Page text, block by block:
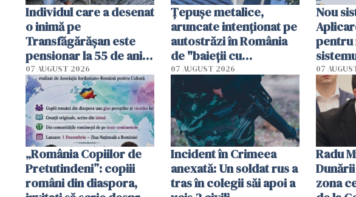
Individul care a desenat
o inimă pe
Transfăgărășan este
pensionar la 55 de ani.
Poliția l-a identificat
07 AUGUST 2026
Țepușe metalice,
aruncate intenționat pe
autostrăzi în România
de "baieții cu
platforme": "Mi-au
cerut 1200 lei să mă
tracteze"
07 AUGUST 2026
Nou
pentru
începe
07
„România Copiilor de
Pretutindeni”: copiii
români din diaspora,
Incident în Crimeea
anexată: Un soldat rus a
tras în colegii săi apoi a
Radu
zona